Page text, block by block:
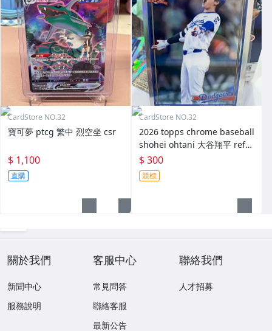
CardStore NO.32
寶可夢 ptcg 繁中 烈空坐 csr
$ 1,100
直購
CardStore NO.32
2026 topps chrome baseball
shohei ohtani 大谷翔平 refra
ctor
$ 300
競標
關於我們
新聞中心
服務說明
客服中心
常見問答
聯絡客服
最新公告
聯絡我們
人才招募